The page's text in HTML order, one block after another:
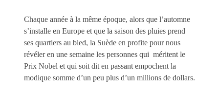
Chaque année à la même époque, alors que l’automne
s’installe en Europe et que la saison des pluies prend
ses quartiers au bled, la Suède en profite pour nous
révéler en une semaine les personnes qui méritent le
Prix Nobel et qui soit dit en passant empochent la
modique somme d’un peu plus d’un millions de dollars.